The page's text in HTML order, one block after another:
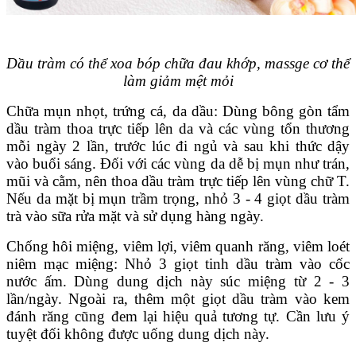
Dầu tràm có thể xoa bóp chữa đau khớp, massge cơ thể
làm giảm mệt mỏi
Chữa mụn nhọt, trứng cá, da dầu: Dùng bông gòn tẩm
dầu tràm thoa trực tiếp lên da và các vùng tổn thương
mỗi ngày 2 lần, trước lúc đi ngủ và sau khi thức dậy
vào buổi sáng. Đối với các vùng da dễ bị mụn như trán,
mũi và cằm, nên thoa dầu tràm trực tiếp lên vùng chữ T.
Nếu da mặt bị mụn trầm trọng, nhỏ 3 - 4 giọt dầu tràm
trà vào sữa rửa mặt và sử dụng hàng ngày.
Chống hôi miệng, viêm lợi, viêm quanh răng, viêm loét
niêm mạc miệng: Nhỏ 3 giọt tinh dầu tràm vào cốc
nước ấm. Dùng dung dịch này súc miệng từ 2 - 3
lần/ngày. Ngoài ra, thêm một giọt dầu tràm vào kem
đánh răng cũng đem lại hiệu quả tương tự. Cần lưu ý
tuyệt đối không được uống dung dịch này.